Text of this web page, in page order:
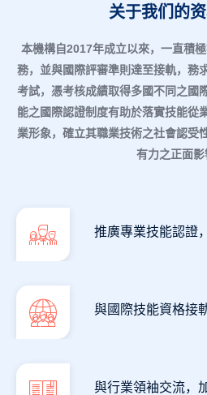
关于我们的
本機構自2017年成立以來，一直積
務，並與國際評審準則達至接軌，務
考試，憑考核成績取得多國不同之國
能之國際認證制度有助於落實技能從
業形象，確立其職業技術之社會認受
有力之正面影
推廣專業技能認證
與國際技能資格接
與行業領袖交流，